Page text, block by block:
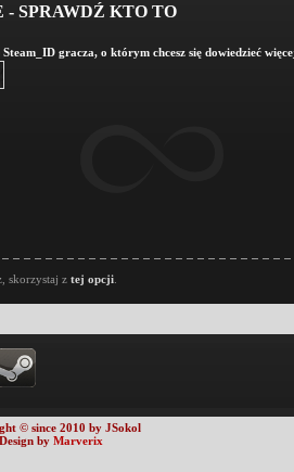
SPRAWDŹ KTO TO
gracza, o którym chcesz się dowiedzieć więcej
skorzystaj z tej opcji
© since 2010 by JSokol
Design by Marverix